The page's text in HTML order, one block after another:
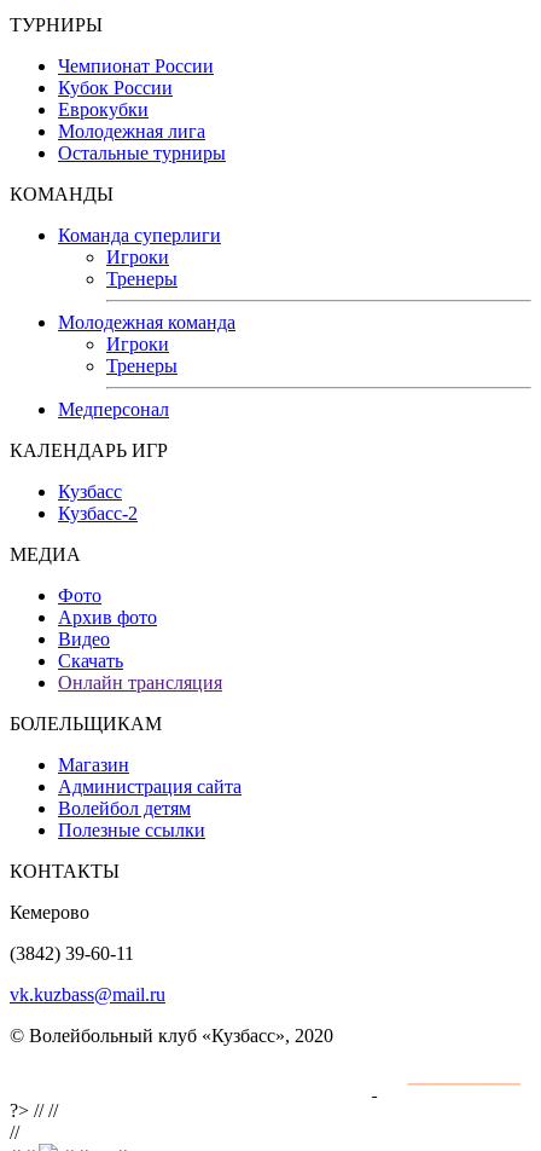
ТУРНИРЫ
Чемпионат России
Кубок России
Еврокубки
Молодежная лига
Остальные турниры
КОМАНДЫ
Команда суперлиги
Игроки
Тренеры
Молодежная команда
Игроки
Тренеры
Медперсонал
КАЛЕНДАРЬ ИГР
Кузбасс
Кузбасс-2
МЕДИА
Фото
Архив фото
Видео
Скачать
Онлайн трансляция
БОЛЕЛЬЩИКАМ
Магазин
Администрация сайта
Волейбол детям
Полезные ссылки
КОНТАКТЫ
Кемерово
(3842) 39-60-11
vk.kuzbass@mail.ru
© Волейбольный клуб «Кузбасс», 2020
?> ////
//